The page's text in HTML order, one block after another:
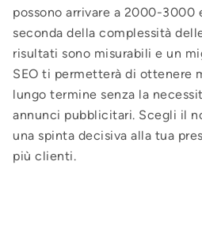
possono arrivare a 2000-3000
seconda della complessità
risultati sono misurabili e un
SEO ti permetterà di ottenere
lungo termine senza la
annunci pubblicitari. Scegli il
una spinta decisiva alla tua
più clienti.